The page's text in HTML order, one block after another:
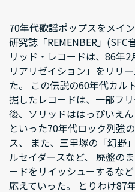
70年代歌謡ポップスをメイ
研究誌「REMENBER」
リッド・レコードは、86年
リアリゼイション」をリリ
た。 この伝説の60年代カル
掘したレコードは、一部フ
後、ソリッドははっぴいえ
といった70年代ロック列強
ス、 また、三里塚の「幻野
ルセイダースなど、 廃盤の
ードをリイッシューするな
応えていった。 とりわけ87